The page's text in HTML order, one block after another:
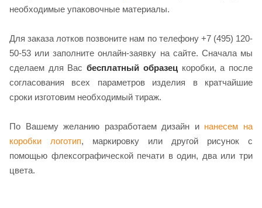
необходимые упаковочные материалы.
Для заказа лотков позвоните нам по телефону +7 (495) 120-
50-53 или заполните онлайн-заявку на сайте. Сначала мы
сделаем для Васбесплатный образецкоробки, а после
согласования всех параметров изделия в кратчайшие
сроки изготовим необходимый тираж.
По Вашему желанию разработаем дизайн и нанесем на
коробки логотип, маркировку или другой рисунок с
помощью флексографической печати в один, два или три
цвета.